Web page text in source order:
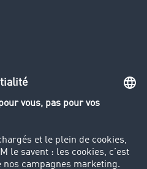
poids lourds